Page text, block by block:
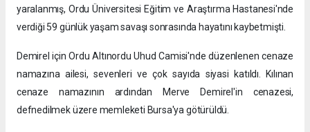
yaralanmış, Ordu Üniversitesi Eğitim ve Araştırma Hastanesi'nde
verdiği 59 günlük yaşam savaşı sonrasında hayatını kaybetmişti.
Demirel için Ordu Altınordu Uhud Camisi'nde düzenlenen cenaze
namazına ailesi, sevenleri ve çok sayıda siyasi katıldı. Kılınan
cenaze namazının ardından Merve Demirel'in cenazesi,
defnedilmek üzere memleketi Bursa'ya götürüldü.